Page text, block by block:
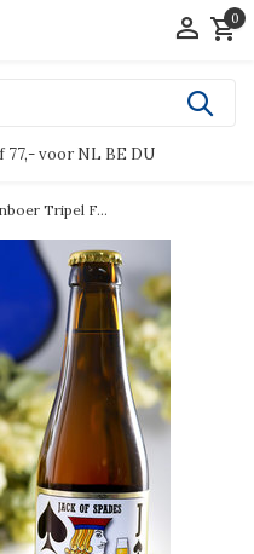
0
77,- voor NL BE DU
Tripel F...